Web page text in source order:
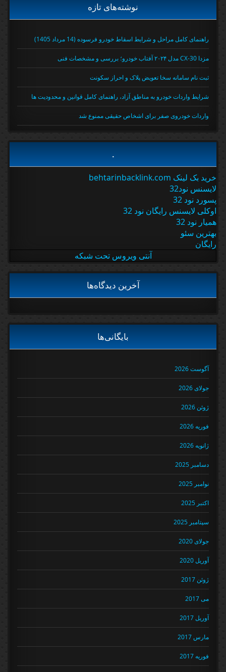
نوشته‌های تازه
راهنمای کامل مراحل و شرایط اسقاط خودرو فرسوده (14 مرداد 1405)
مزدا CX-30 مدل ۲۰۲۴ آفتاب خودرو؛ بررسی و مشخصات فنی
ثبت نام سامانه سخا تعویض پلاک و احراز سکونت
شرایط واردات خودرو به مناطق آزاد، راهنمای کامل قوانین و محدودیت ها
واردات خودروی صفر برای اشخاص حقیقی ممنوع شد
خرید بک لینک behtarinbacklink.com
لایسنس نود32
پسورد نود 32
اوکلی لایسنس رایگان نود 32
همیار نود 32
بهترین سئو
رایگان
آنتی ویروس تحت شبکه
آخرین دیدگاه‌ها
بایگانی‌ها
آگوست 2026
جولای 2026
ژوئن 2026
فوریه 2026
ژانویه 2026
دسامبر 2025
نوامبر 2025
اکتبر 2025
سپتامبر 2025
جولای 2020
آوریل 2020
ژوئن 2017
می 2017
آوریل 2017
مارس 2017
فوریه 2017